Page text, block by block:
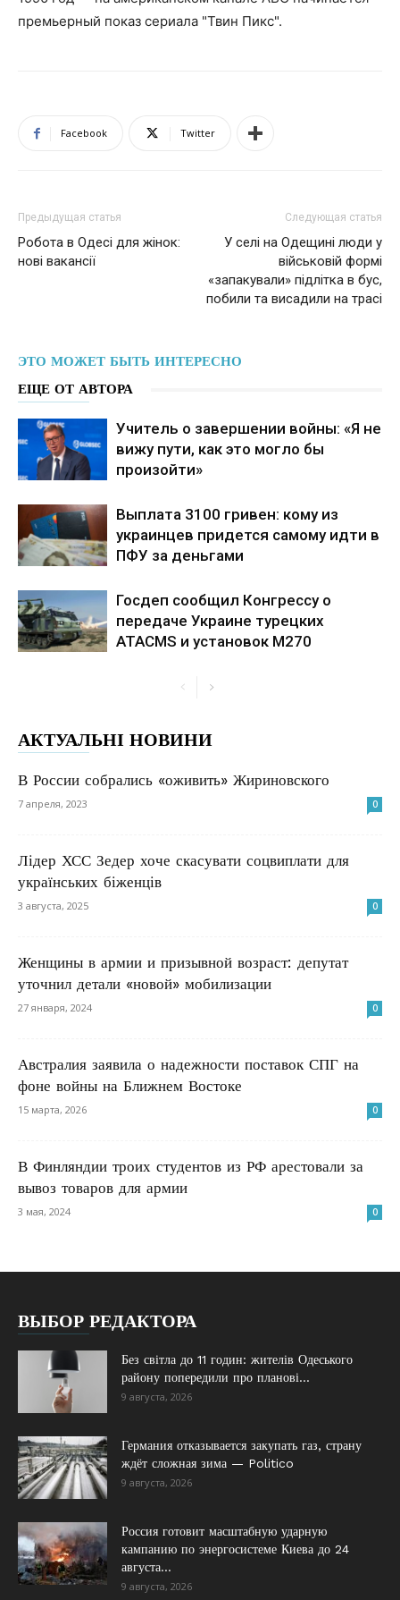
премьерный показ сериала "Твин Пикс".
Facebook Twitter
Предыдущая статья
Робота в Одесі для жінок:
нові вакансії
Следующая статья
У селі на Одещині люди у
військовій формі
«запакували» підлітка в бус,
побили та висадили на трасі
ЭТО МОЖЕТ БЫТЬ ИНТЕРЕСНО
ЕЩЕ ОТ АВТОРА
Учитель о завершении войны: «Я не
вижу пути, как это могло бы
произойти»
Выплата 3100 гривен: кому из
украинцев придется самому идти в
ПФУ за деньгами
Госдеп сообщил Конгрессу о
передаче Украине турецких
ATACMS и установок M270
АКТУАЛЬНІ НОВИНИ
В России собрались «оживить» Жириновского
7 апреля, 2023 0
Лідер ХСС Зедер хоче скасувати соцвиплати для
українських біженців
3 августа, 2025 0
Женщины в армии и призывной возраст: депутат
уточнил детали «новой» мобилизации
27 января, 2024 0
Австралия заявила о надежности поставок СПГ на
фоне войны на Ближнем Востоке
15 марта, 2026 0
В Финляндии троих студентов из РФ арестовали за
вывоз товаров для армии
3 мая, 2024 0
ВЫБОР РЕДАКТОРА
Без світла до 11 годин: жителів Одеського
району попередили про планові...
9 августа, 2026
Германия отказывается закупать газ, страну
ждёт сложная зима — Politico
9 августа, 2026
Россия готовит масштабную ударную
кампанию по энергосистеме Киева до 24
августа...
9 августа, 2026